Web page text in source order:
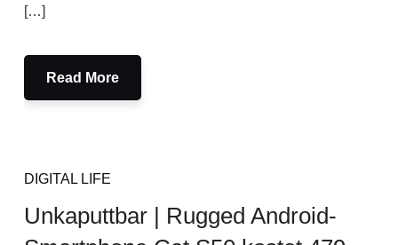
[…]
Read More
DIGITAL LIFE
Unkaputtbar | Rugged Android-